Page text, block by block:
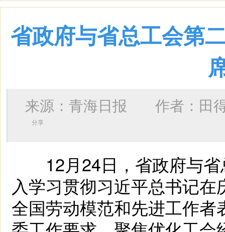
省政府与省总工会第
来源：青海日报 作者： 田
分享
12月24日，省政府与省
入学习贯彻习近平总书记
全国劳动模范和先进工作